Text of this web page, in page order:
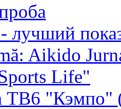
лучший
Aikido
Life"
ТВ6 "Кэмпо"